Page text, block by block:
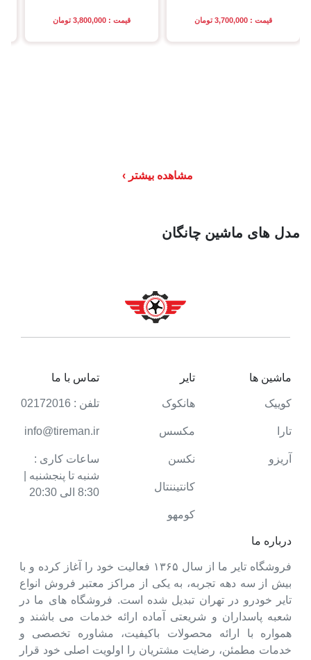
قیمت : 3,700,000 تومان قیمت : 3,800,000 تومان
مشاهده بیشتر
مدل های ماشین چانگان
درباره ما
فروشگاه تایر ما از سال ۱۳۶۵ فعالیت خود را آغاز کرده و با
بیش از سه دهه تجربه، به یکی از مراکز معتبر فروش انواع
تایر خودرو در تهران تبدیل شده است. فروشگاه های ما در
شعبه پاسداران و شریعتی آماده ارائه خدمات می باشند و
همواره با ارائه محصولات باکیفیت، مشاوره تخصصی و
خدمات مطمئن، رضایت مشتریان را اولویت اصلی خود قرار
ماشین ها
کوییک
تارا
آریزو
تایر
هانکوک
مکسس
نکسن
کانتیننتال
کومهو
تماس با ما
تلفن : 02172016
info@tireman.ir
ساعات کاری :
شنبه تا پنجشنبه |
8:30 الی 20:30